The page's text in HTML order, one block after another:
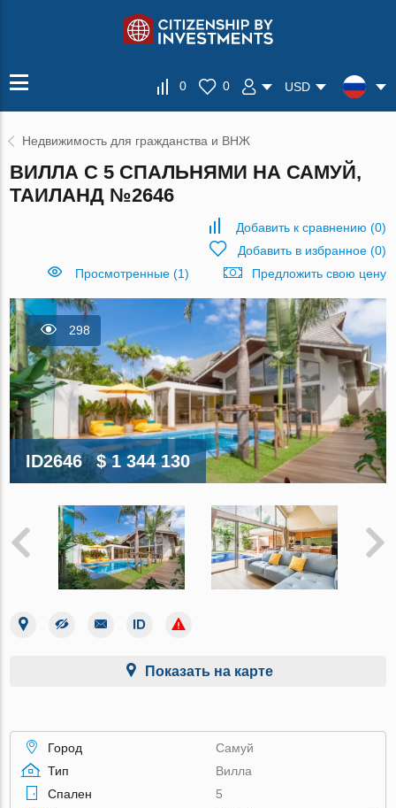
0 0 USD
Недвижимость для гражданства и ВНЖ
ВИЛЛА С 5 СПАЛЬНЯМИ НА САМУЙ,
ТАИЛАНД №2646
Добавить к сравнению (0)
Добавить в избранное(0)
Просмотренные (1)
Предложить свою цену
298
ID2646 $ 1 344 130
Показать на карте
Город
Самуй
Тип
Вилла
Спален
5